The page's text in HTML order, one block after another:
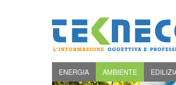
ENERGIA AMBIENTE